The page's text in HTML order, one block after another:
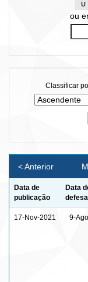
U
ou
Classificar
< Anterior
Data de
publicação
Data
defesa
17-Nov-2021 9-